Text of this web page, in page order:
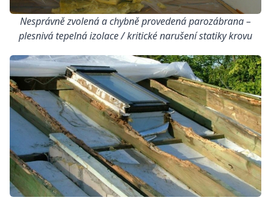
Nesprávně zvolená a chybně provedená parozábrana –
plesnivá tepelná izolace / kritické narušení statiky krovu